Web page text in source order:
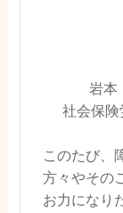
岩本
社会保険
このたび、
方々やその
お力になり